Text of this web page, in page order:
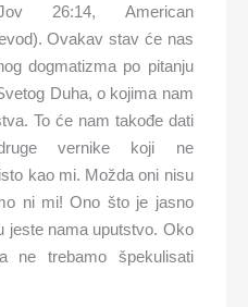
26:14, American
Ovakav stav će nas
dogmatizma po pitanju
Duha, o kojima nam
To će nam takođe dati
vernike koji ne
kao mi. Možda oni nisu
ni mi! Ono što je jasno
jeste nama uputstvo. Oko
ne trebamo špekulisati